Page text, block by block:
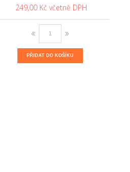
249,00 Kč
PŘIDAT DO KOŠÍKU